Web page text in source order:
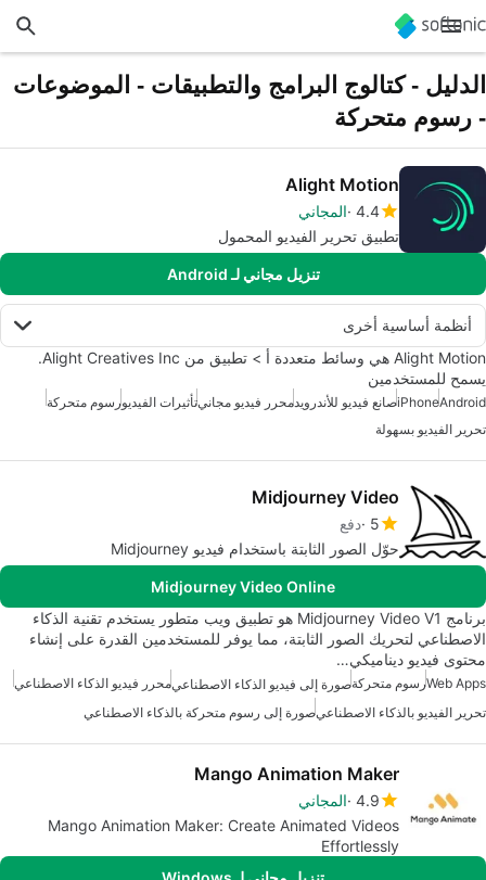
الدليل - كتالوج البرامج والتطبيقات - الموضوعات
- رسوم متحركة
Alight Motion
4.4 المجاني
تطبيق تحرير الفيديو المحمول
تنزيل مجاني لـ Android
أنظمة أساسية أخرى
Alight Motion هي وسائط متعددة أ > تطبيق من Alight Creatives Inc.
يسمح للمستخدمين
Android
iPhoneصانع فيديو للأندرويدمحرر فيديو مجانيتأثيرات الفيديورسوم متحركة
تحرير الفيديو بسهولة
Midjourney Video
5 دفع
حوّل الصور الثابتة باستخدام فيديو Midjourney
Midjourney Video Online
برنامج Midjourney Video V1 هو تطبيق ويب متطور يستخدم تقنية الذكاء
الاصطناعي لتحريك الصور الثابتة، مما يوفر للمستخدمين القدرة على إنشاء
محتوى فيديو ديناميكي…
Web Appsرسوم متحركةصورة إلى فيديو الذكاء الاصطناعيمحرر فيديو الذكاء الاصطناعي
تحرير الفيديو بالذكاء الاصطناعيصورة إلى رسوم متحركة بالذكاء الاصطناعي
Mango Animation Maker
4.9 المجاني
Mango Animation Maker: Create Animated Videos
Effortlessly